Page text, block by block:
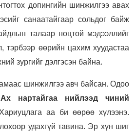
допингийн шинжилгээ авах
санаатайгаар сольдог байж
талаар ноцтой мэдээллийг
тэрбээр өөрийн цахим хуудастаа
зургийг дэлгэсэн байна.
шинжилгээ авч байсан. Одоо
нартайгаа нийлээд чиний
аа би өөрөө хүлээнэ.
удахгүй тавина. Эр хүн шиг